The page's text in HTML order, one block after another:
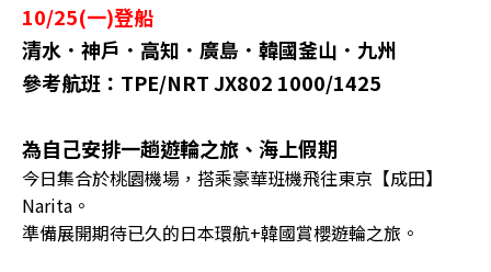
10/25(一)登船
清水．神戶．高知．廣島．韓國釜山．九州
參考航班：TPE/NRT JX802 1000/1425
為自己安排一趟遊輪之旅、海上假期
今日集合於桃園機場，搭乘豪華班機飛往東京【成田】
Narita。
準備展開期待已久的日本環航+韓國賞櫻遊輪之旅。